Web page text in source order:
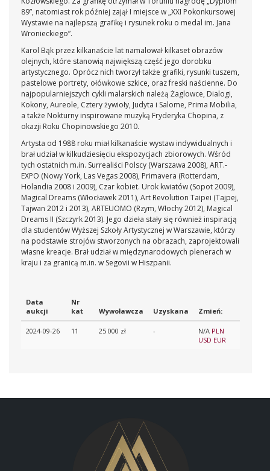
89”, natomiast rok później zajął I miejsce w „XXI Pokonkursowej
Wystawie na najlepszą grafikę i rysunek roku o medal im. Jana
Wronieckiego”.
Karol Bąk przez kilkanaście lat namalował kilkaset obrazów
olejnych, które stanowią największą część jego dorobku
artystycznego. Oprócz nich tworzył także grafiki, rysunki tuszem,
pastelowe portrety, ołówkowe szkice, oraz freski naścienne. Do
najpopularniejszych cykli malarskich należą Żaglowce, Dialogi,
Kokony, Aureole, Cztery żywioły, Judyta i Salome, Prima Mobilia,
a także Nokturny inspirowane muzyką Fryderyka Chopina, z
okazji Roku Chopinowskiego 2010.
Artysta od 1988 roku miał kilkanaście wystaw indywidualnych i
brał udział w kilkudziesięciu ekspozycjach zbiorowych. Wśród
tych ostatnich m.in. Surrealiści Polscy (Warszawa 2008), ART.-
EXPO (Nowy York, Las Vegas 2008), Primavera (Rotterdam,
Holandia 2008 i 2009), Czar kobiet. Urok kwiatów (Sopot 2009),
Magical Dreams (Włocławek 2011), Art Revolution Taipei (Tajpej,
Tajwan 2012 i 2013), ARTEUOMO (Rzym, Włochy 2012), Magical
Dreams II (Szczyrk 2013). Jego dzieła stały się również inspiracją
dla studentów Wyższej Szkoły Artystycznej w Warszawie, którzy
na podstawie strojów stworzonych na obrazach, zaprojektowali
własne kreacje. Brał udział w międzynarodowych plenerach w
kraju i za granicą m.in. w Segovii w Hiszpanii.
Data
aukcji
Nr
kat
Wywoławcza Uzyskana Zmień:
2024-09-26 11 25 000 zł - N/A PLN
USD EUR